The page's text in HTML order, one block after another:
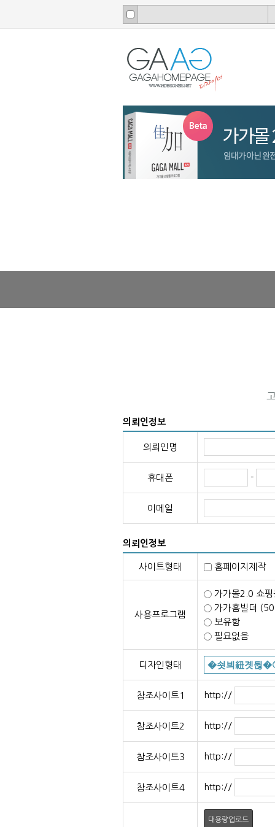
의뢰인정보
의뢰인명
휴대폰 -
이메일
의뢰인정보
사이트형태 홈페이지제작
사용프로그램
가가몰2.0 쇼
가가홈빌더
보유함
필요없음
디자인형태
참조사이트1 http://
참조사이트2 http://
참조사이트3 http://
참조사이트4 http://
대용량업로드